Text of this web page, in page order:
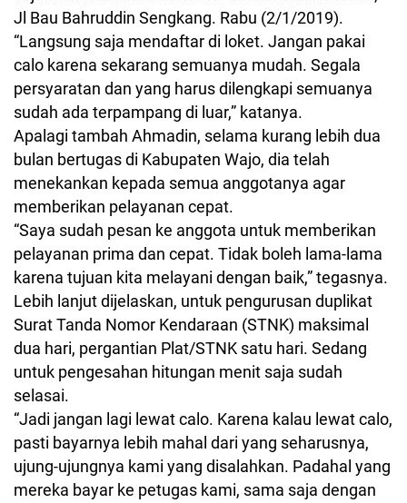
Jl Bau Bahruddin Sengkang. Rabu (2/1/2019).
“Langsung saja mendaftar di loket. Jangan pakai
calo karena sekarang semuanya mudah. Segala
persyaratan dan yang harus dilengkapi semuanya
sudah ada terpampang di luar,” katanya.
Apalagi tambah Ahmadin, selama kurang lebih dua
bulan bertugas di Kabupaten Wajo, dia telah
menekankan kepada semua anggotanya agar
memberikan pelayanan cepat.
“Saya sudah pesan ke anggota untuk memberikan
pelayanan prima dan cepat. Tidak boleh lama-lama
karena tujuan kita melayani dengan baik,” tegasnya.
Lebih lanjut dijelaskan, untuk pengurusan duplikat
Surat Tanda Nomor Kendaraan (STNK) maksimal
dua hari, pergantian Plat/STNK satu hari. Sedang
untuk pengesahan hitungan menit saja sudah
selasai.
“Jadi jangan lagi lewat calo. Karena kalau lewat calo,
pasti bayarnya lebih mahal dari yang seharusnya,
ujung-ujungnya kami yang disalahkan. Padahal yang
mereka bayar ke petugas kami, sama saja dengan